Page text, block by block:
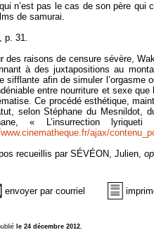
n’est pas le cas de son père qui
de samurai.
, p. 31.
des raisons de censure sévère,
à des juxtapositions au
sifflante afin de simuler l’orgasme
entre nourriture et sexe
Ce procédé esthétique,
selon Stéphane du Mesnildot,
« L’insurrection
ajax/
recueillis par SÉVÉON, Julien,
envoyer par courriel
le 24 décembre 2012.